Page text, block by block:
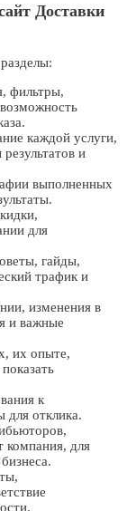
Доставки
фильтры,
каждой услуги,
и
выполненных
для
гайды,
трафик и
изменения в
и важные
их опыте,
к
для отклика.
компания, для